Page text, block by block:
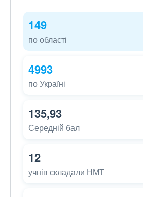
149
по області
4993
по Україні
135,93
Середній бал
12
учнів складали НМТ